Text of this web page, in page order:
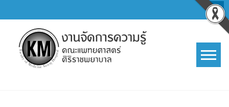
to
content